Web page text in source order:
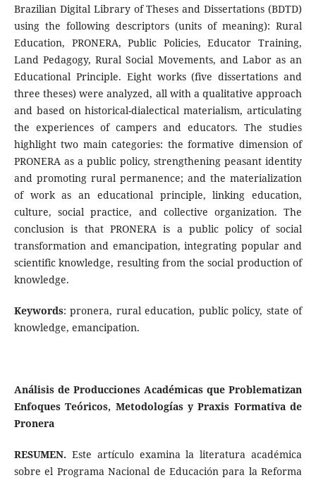
Brazilian Digital Library of Theses and Dissertations (BDTD)
using the following descriptors (units of meaning): Rural
Education, PRONERA, Public Policies, Educator Training,
Land Pedagogy, Rural Social Movements, and Labor as an
Educational Principle. Eight works (five dissertations and
three theses) were analyzed, all with a qualitative approach
and based on historical-dialectical materialism, articulating
the experiences of campers and educators. The studies
highlight two main categories: the formative dimension of
PRONERA as a public policy, strengthening peasant identity
and promoting rural permanence; and the materialization
of work as an educational principle, linking education,
culture, social practice, and collective organization. The
conclusion is that PRONERA is a public policy of social
transformation and emancipation, integrating popular and
scientific knowledge, resulting from the social production of
knowledge.
Keywords: pronera, rural education, public policy, state of
knowledge, emancipation.
Análisis de Producciones Académicas que Problematizan
Enfoques Teóricos, Metodologías y Praxis Formativa de
Pronera
RESUMEN. Este artículo examina la literatura académica
sobre el Programa Nacional de Educación para la Reforma